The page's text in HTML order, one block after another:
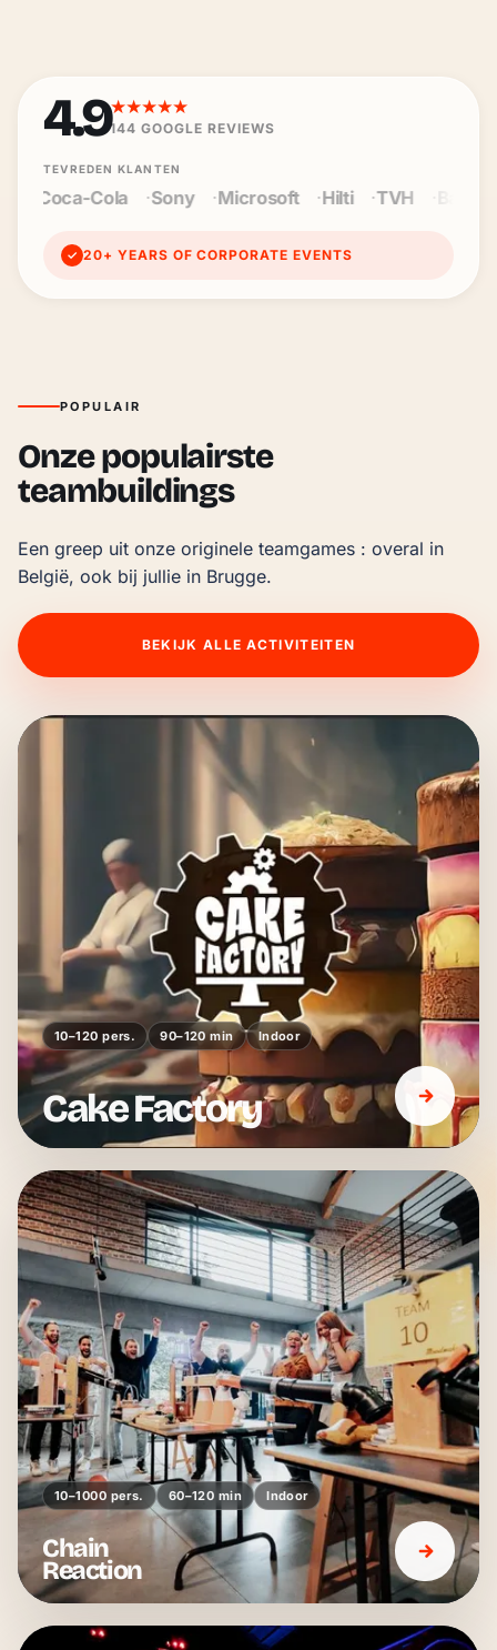
4.9★★★★★
144 GOOGLE REVIEWS
TEVREDEN KLANTEN
Sony Microsoft Hilti TVH Baloise Wienerberger
✓ 20+ YEARS OF CORPORATE EVENTS
POPULAIR
Onze populairste
teambuildings
Een greep uit onze originele teamgames : overal in
België, ook bij jullie in Brugge.
BEKIJK ALLE ACTIVITEITEN
10–120 pers. 90–120 min Indoor
Cake Factory
10–1000 pers. 60–120 min Indoor
Chain
Reaction